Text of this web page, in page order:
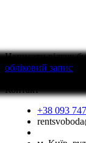
Написати відгук
обліковий запис
Контакт
+38 093